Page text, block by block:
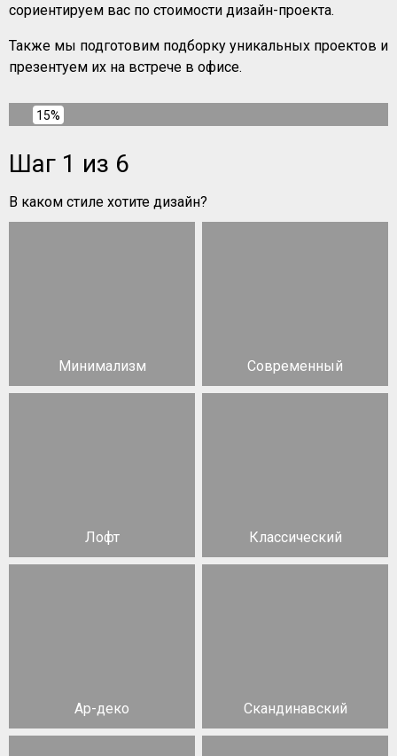
сориентируем вас по стоимости дизайн-проекта.
Также мы подготовим подборку уникальных проектов и
презентуем их на встрече в офисе.
15%
Шаг 1 из 6
В каком стиле хотите дизайн?
Минимализм Современный
Лофт Классический
Ар-деко Скандинавский